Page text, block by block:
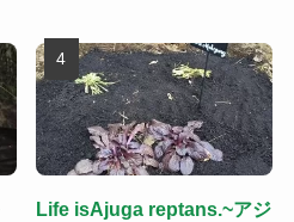
Life isAjuga reptans.~アジ